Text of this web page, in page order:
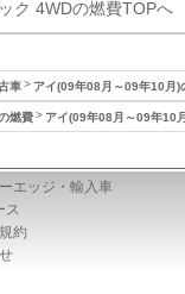
ク 4WDの燃費TOPへ
車 アイ(09年08月～09年10月)
燃費 アイ(09年08月～09年10
エッジ・輸入車
ス
約